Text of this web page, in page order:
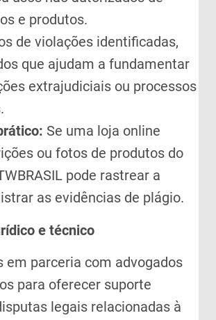
e produtos.
de violações identificadas,
que ajudam a fundamentar
extrajudiciais ou processos
Se uma loja online
ou fotos de produtos do
pode rastrear a
as evidências de plágio.
e técnico
em parceria com advogados
para oferecer suporte
legais relacionadas à